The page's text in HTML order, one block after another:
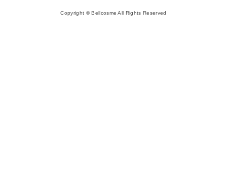
Copyright © Bellcosme All Rights Reserved